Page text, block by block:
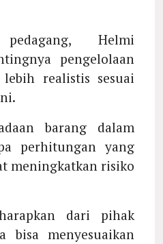
Helmi
pengelolaan
realistis sesuai
barang dalam
perhitungan yang
meningkatkan risiko
dari pihak
bisa menyesuaikan